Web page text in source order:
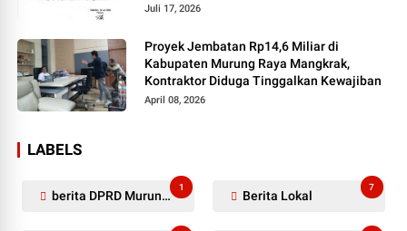
Juli 17, 2026
Proyek Jembatan Rp14,6 Miliar di
Kabupaten Murung Raya Mangkrak,
Kontraktor Diduga Tinggalkan Kewajiban
April 08, 2026
LABELS
berita DPRD Murung Raya
1
Berita Lokal
7